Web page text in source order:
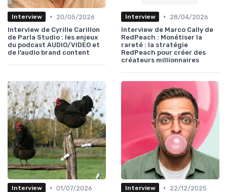
Interview •
20/05/2026
Interview de Cyrille Carillon
de Parla Studio : les enjeux
du podcast AUDIO/VIDEO et
de l’audio brand content
Interview •
28/04/2026
Interview de Marco Cally de
RedPeach : Monétiser la
rareté : la stratégie
RedPeach pour créer des
créateurs millionnaires
Interview • 01/07/2026 Interview • 22/12/2025